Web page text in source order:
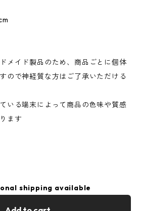
メイド製品のため、商品ごとに個体
ので神経質な方はご了承いただける
いる端末によって商品の色味や質感
ます
shipping available